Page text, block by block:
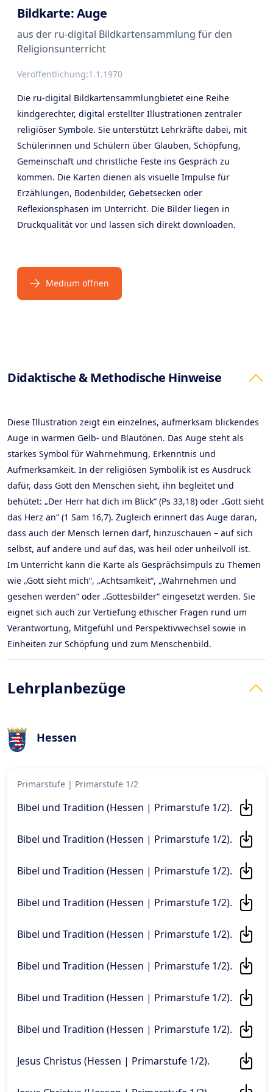
Bildkarte: Auge
aus der ru-digital Bildkartensammlung für den
Religionsunterricht
Veröffentlichung:1.1.1970
Die ru-digital Bildkartensammlungbietet eine Reihe
kindgerechter, digital erstellter Illustrationen zentraler
religiöser Symbole. Sie unterstützt Lehrkräfte dabei, mit
Schülerinnen und Schülern über Glauben, Schöpfung,
Gemeinschaft und christliche Feste ins Gespräch zu
kommen. Die Karten dienen als visuelle Impulse für
Erzählungen, Bodenbilder, Gebetsecken oder
Reflexionsphasen im Unterricht. Die Bilder liegen in
Druckqualität vor und lassen sich direkt downloaden.
Medium öffnen
Products
Didaktische & Methodische Hinweise
Diese Illustration zeigt ein einzelnes, aufmerksam blickendes
Auge in warmen Gelb- und Blautönen. Das Auge steht als
starkes Symbol für Wahrnehmung, Erkenntnis und
Aufmerksamkeit. In der religiösen Symbolik ist es Ausdruck
dafür, dass Gott den Menschen sieht, ihn begleitet und
behütet: „Der Herr hat dich im Blick“ (Ps 33,18) oder „Gott sieht
das Herz an“ (1 Sam 16,7). Zugleich erinnert das Auge daran,
dass auch der Mensch lernen darf, hinzuschauen – auf sich
selbst, auf andere und auf das, was heil oder unheilvoll ist.
Im Unterricht kann die Karte als Gesprächsimpuls zu Themen
wie „Gott sieht mich“, „Achtsamkeit“, „Wahrnehmen und
gesehen werden“ oder „Gottesbilder“ eingesetzt werden. Sie
eignet sich auch zur Vertiefung ethischer Fragen rund um
Verantwortung, Mitgefühl und Perspektivwechsel sowie in
Einheiten zur Schöpfung und zum Menschenbild.
Lehrplanbezüge
Hessen
Primarstufe | Primarstufe 1/2
Bibel und Tradition (Hessen | Primarstufe 1/2).
Bibel und Tradition (Hessen | Primarstufe 1/2).
Bibel und Tradition (Hessen | Primarstufe 1/2).
Bibel und Tradition (Hessen | Primarstufe 1/2).
Bibel und Tradition (Hessen | Primarstufe 1/2).
Bibel und Tradition (Hessen | Primarstufe 1/2).
Bibel und Tradition (Hessen | Primarstufe 1/2).
Bibel und Tradition (Hessen | Primarstufe 1/2).
Jesus Christus (Hessen | Primarstufe 1/2).